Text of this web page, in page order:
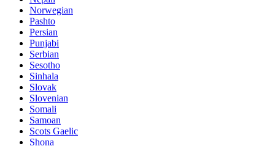
Norwegian
Pashto
Persian
Punjabi
Serbian
Sesotho
Sinhala
Slovak
Slovenian
Somali
Samoan
Scots Gaelic
Shona